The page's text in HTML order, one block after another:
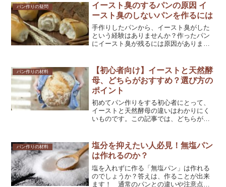
パン作りの疑問
イースト臭のするパンの原因 イ
ースト臭のしないパンを作るには
手作りしたパンから、イースト臭がした
という経験はありませんか？作ったパン
にイースト臭が残るには原因がありま
パン作りの材料
【初心者向け】イーストと天然酵
母、どちらがおすすめ？選び方の
ポイント
初めてパン作りをする初心者にとって、
イーストと天然酵母の違いはわかりにく
いものです。この記事では、どちらが初
す。パン作りをはじめる前に、イースト
と天然酵母について知っておくことで、
より美味しいパンを作ることができるよ
うになります。
パン作りの材料
塩分を抑えたい人必見！無塩パン
は作れるのか？
塩を入れずに作る「無塩パン」は作れる
のでしょうか？答えは、作ることが出来
ます！ 通常のパンとの違いや注意点を